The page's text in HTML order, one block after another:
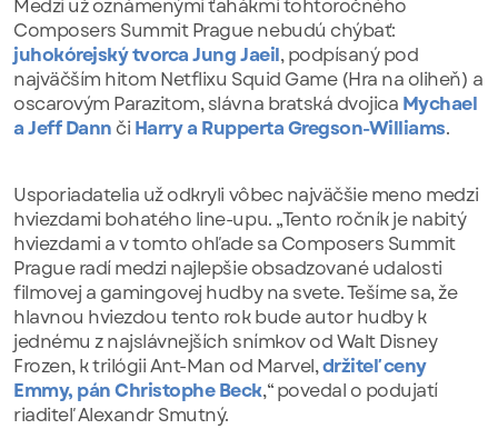
Medzi už oznámenými ťahákmi tohtoročného
Composers Summit Prague nebudú chýbať:
juhokórejský tvorca Jung Jaeil, podpísaný pod
najväčším hitom Netflixu Squid Game (Hra na oliheň) a
oscarovým Parazitom, slávna bratská dvojica Mychael
a Jeff Dann či Harry a Rupperta Gregson-Williams.
Usporiadatelia už odkryli vôbec najväčšie meno medzi
hviezdami bohatého line-upu. „Tento ročník je nabitý
hviezdami a v tomto ohľade sa Composers Summit
Prague radí medzi najlepšie obsadzované udalosti
filmovej a gamingovej hudby na svete. Tešíme sa, že
hlavnou hviezdou tento rok bude autor hudby k
jednému z najslávnejších snímkov od Walt Disney
Frozen, k trilógii Ant-Man od Marvel,držiteľ ceny
Emmy, pán Christophe Beck,“ povedal o podujatí
riaditeľ Alexandr Smutný.